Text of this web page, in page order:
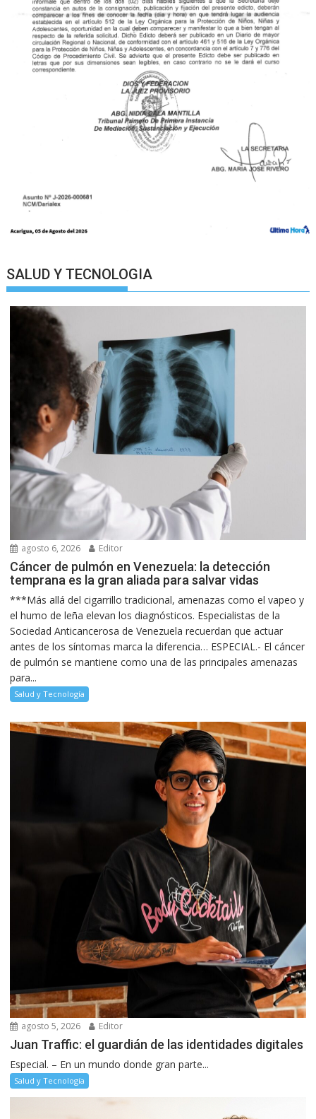
SALUD Y TECNOLOGIA
agosto 6, 2026 Editor
Cáncer de pulmón en Venezuela: la detección
temprana es la gran aliada para salvar vidas
***Más allá del cigarrillo tradicional, amenazas como el vapeo y
el humo de leña elevan los diagnósticos. Especialistas de la
Sociedad Anticancerosa de Venezuela recuerdan que actuar
antes de los síntomas marca la diferencia… ESPECIAL.- El cáncer
de pulmón se mantiene como una de las principales amenazas
para...
Salud y Tecnología
agosto 5, 2026 Editor
Juan Traffic: el guardián de las identidades digitales
Especial. – En un mundo donde gran parte...
Salud y Tecnología